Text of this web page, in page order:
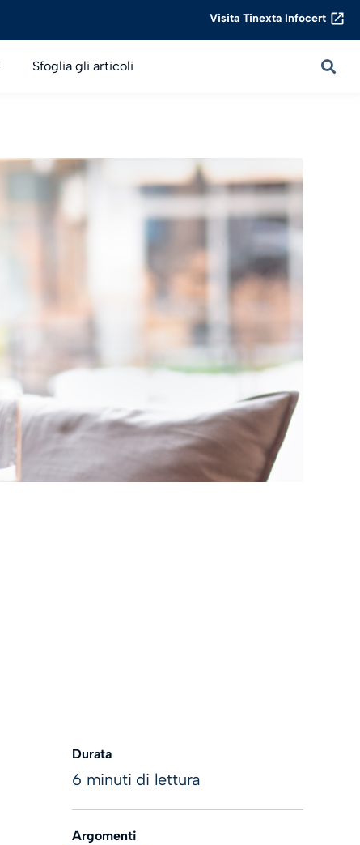
Visita Tinexta Infocert
Sfoglia gli articoli
Durata
6 minuti di lettura
Argomenti